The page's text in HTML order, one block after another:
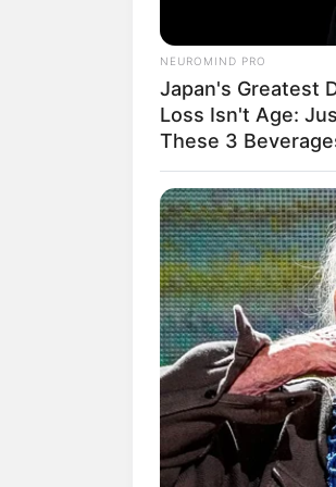
in
NEUROMIND PRO
Japan's Greatest
Loss Isn't Age:
These 3